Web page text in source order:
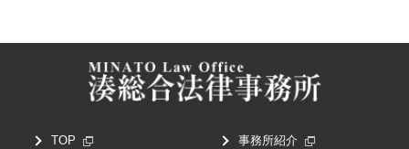
TOP 事務所紹介